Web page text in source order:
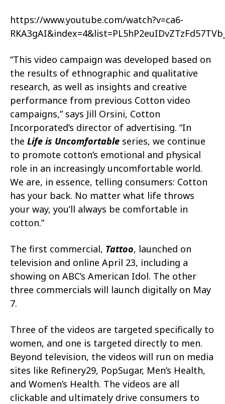
https://www.youtube.com/watch?v=ca6-
“This video campaign was developed based on
the results of ethnographic and qualitative
research, as well as insights and creative
performance from previous Cotton video
campaigns,” says Jill Orsini, Cotton
Incorporated’s director of advertising. “In
the Life is Uncomfortable series, we continue
to promote cotton’s emotional and physical
role in an increasingly uncomfortable world.
We are, in essence, telling consumers: Cotton
has your back. No matter what life throws
your way, you’ll always be comfortable in
cotton.”
The first commercial, Tattoo, launched on
television and online April 23, including a
showing on ABC’s American Idol. The other
three commercials will launch digitally on May
7.
Three of the videos are targeted specifically to
women, and one is targeted directly to men.
Beyond television, the videos will run on media
sites like Refinery29, PopSugar, Men’s Health,
and Women’s Health. The videos are all
clickable and ultimately drive consumers to